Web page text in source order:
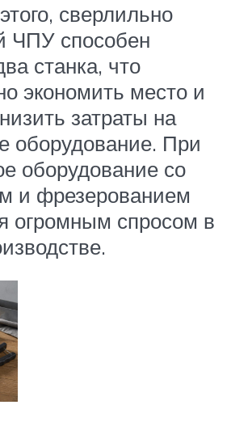
сверлильно
ЧПУ способен
станка, что
экономить место и
затраты на
оборудование. При
оборудование со
и фрезерованием
огромным спросом в